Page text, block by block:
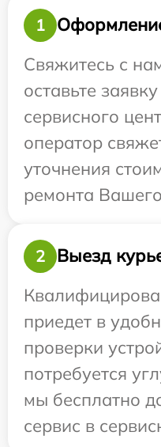
1
Свяжитесь с
оставьте
сервисного
оператор
уточнения
ремонта
2
Выезд
приедет в
проверки
потребуется
мы бесплатно
сервис в